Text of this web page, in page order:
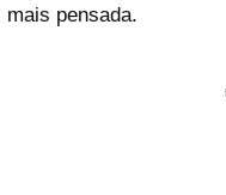
mais pensada.